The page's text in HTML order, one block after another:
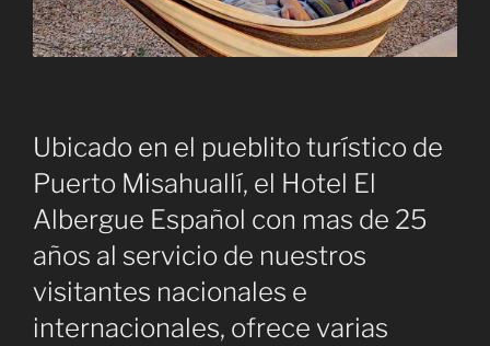
Ubicado en el pueblito turístico de
Puerto Misahuallí, el Hotel El
Albergue Español con mas de 25
años al servicio de nuestros
visitantes nacionales e
internacionales, ofrece varias